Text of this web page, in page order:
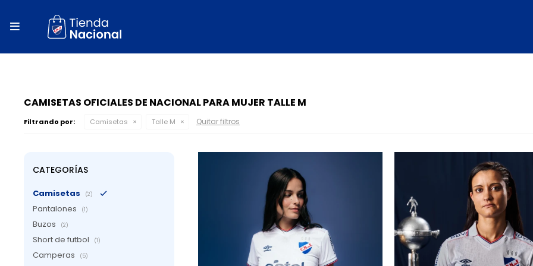

CAMISETAS OFICIALES DE NACIONAL PARA MUJER TALLE M
Filtrando por: Camisetas Talle M Quitar filtros
CATEGORÍAS
Camisetas (2)
Pantalones (1)
Buzos (2)
Short de futbol (1)
Camperas (5)
close
local_shipping
percent